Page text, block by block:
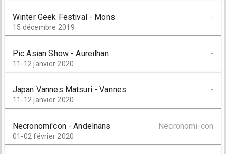
Winter Geek Festival - Mons
15 décembre 2019
-
Pic Asian Show - Aureilhan
11-12 janvier 2020
-
Japan Vannes Matsuri - Vannes
11-12 janvier 2020
-
Necronomi'con - Andelnans
01-02 février 2020
Necronomi-con